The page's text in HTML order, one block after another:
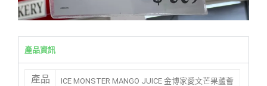
產品資訊
產品
ICE MONSTER MANGO JUICE 金博家愛文芒果蘆薈